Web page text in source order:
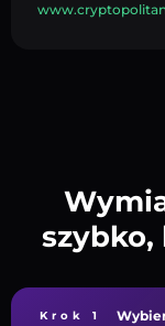
szybko,
Krok 1